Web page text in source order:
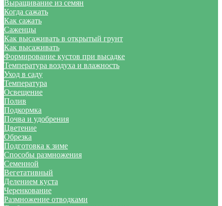
Выращивание из семян
Когда сажать
Как сажать
Саженцы
Как высаживать в открытый грунт
Как высаживать
Формирование кустов при высадке
Температура воздуха и влажность
Уход в саду
Температура
Освещение
Полив
Подкормка
Почва и удобрения
Цветение
Обрезка
Подготовка к зиме
Способы размножения
Семенной
Вегетативный
Делением куста
Черенкование
Размножение отводками